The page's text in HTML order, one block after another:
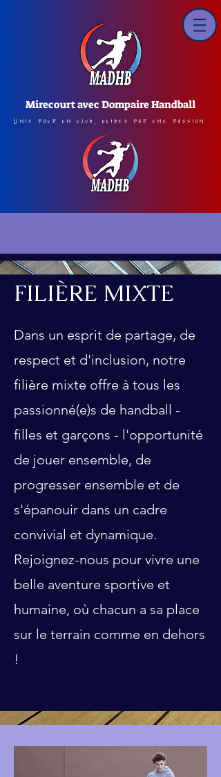
Mirecourt avec Dompaire Handball
Unis pour un club, guidés par une passion
FILIÈRE MIXTE
Dans un esprit de partage, de
respect et d'inclusion, notre
filière mixte offre à tous les
passionné(e)s de handball -
filles et garçons - l'opportunité
de jouer ensemble, de
progresser ensemble et de
s'épanouir dans un cadre
convivial et dynamique.
Rejoignez-nous pour vivre une
belle aventure sportive et
humaine, où chacun a sa place
sur le terrain comme en dehors
!